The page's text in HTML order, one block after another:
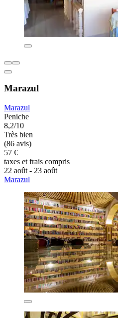
Marazul
Marazul
Peniche
8,2/10
Très bien
(86 avis)
57 €
taxes et frais compris
22 août - 23 août
Marazul